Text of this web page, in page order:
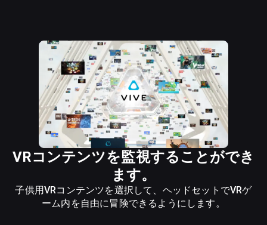
VRコンテンツを監視することができ
ます。
子供用VRコンテンツを選択して、ヘッドセットでVRゲ
ーム内を自由に冒険できるようにします。